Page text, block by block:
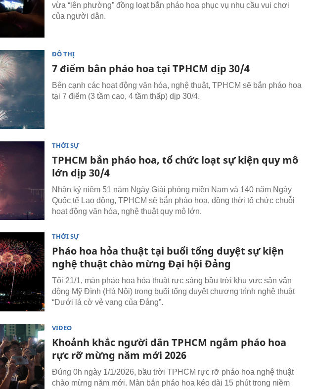
vừa “lên phường” đồng loạt bắn pháo hoa phục vụ nhu cầu vui chơi
của người dân.
ĐÔ THỊ
7 điểm bắn pháo hoa tại TPHCM dịp 30/4
Bên cạnh các hoạt động văn hóa, nghệ thuật, TPHCM sẽ bắn pháo hoa
tại 7 điểm (3 tầm cao, 4 tầm thấp) dịp 30/4.
THỜI SỰ
TPHCM bắn pháo hoa, tổ chức loạt sự kiện quy mô
lớn dịp 30/4
Nhân kỷ niệm 51 năm Ngày Giải phóng miền Nam và 140 năm Ngày
Quốc tế Lao động, TPHCM sẽ bắn pháo hoa, đồng thời tổ chức chuỗi
hoạt động văn hóa, nghệ thuật quy mô lớn.
THỜI SỰ
Pháo hoa hỏa thuật tại buổi tổng duyệt sự kiện
nghệ thuật chào mừng Đại hội Đảng
Tối 21/1, màn pháo hoa hỏa thuật rực sáng bầu trời khu vực sân vận
động Mỹ Đình (Hà Nội) trong buổi tổng duyệt chương trình nghệ thuật
“Dưới lá cờ vẻ vang của Đảng”.
VIDEO
Khoảnh khắc người dân TPHCM ngắm pháo hoa
rực rỡ mừng năm mới 2026
Đúng 0h ngày 1/1/2026, bầu trời TPHCM rực rỡ pháo hoa nghệ thuật
chào mừng năm mới. Màn bắn pháo hoa kéo dài 15 phút trong niềm